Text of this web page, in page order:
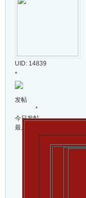
UID: 14839
*
发帖
*
今日发帖
最后登录
1970-01-01
加关
发消